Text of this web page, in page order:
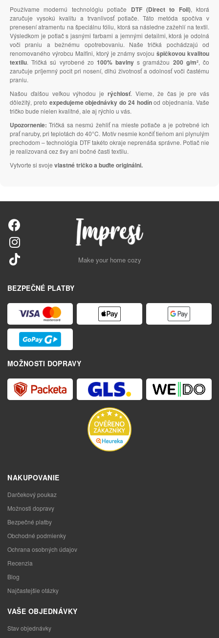
Používame modernú technológiu potlače DTF (Direct to Foil), ktorá
zaručuje vysokú kvalitu a trvanlivosť potlače. Táto metóda spočíva v
prenesení atramentu na špeciálnu fóliu, ktorá sa následne zažehlí na textil.
Výsledkom je potlač s jasnými farbami a jemnými detailmi, ktorá je odolná
voči praniu a bežnému opotrebovaniu. Naše tričká pochádzajú od
renomovaného výrobcu Malfini, ktorý je známy svojoušpičkovou kvalitou
textilu. Tričká sú vyrobené zo 100% bavlny s gramážou 200 g/m², čo
zaručuje príjemný pocit pri nosení, dlhú životnosť a odolnosť voči častému
praniu.
Našou ďalšou veľkou výhodou jerýchlosť. Vieme, že čas je pre vás
dôležitý, preto expedujeme objednávky do 24 hodínod objednania. Vaše
tričko bude nielen kvalitné, ale aj rýchlo u vás.
Upozornenie: Tričká sa nesmú žehliť na mieste potlače a je potrebné ich
prať naruby, pri teplotách do 40°C. Motív nesmie končiť tieňom ani plynulým
prechodom – technológia DTF takéto okraje neprenáša správne. Potlač nie
je realizovaná cez švy ani bočné časti textilu.
Vytvorte si svoje vlastné tričko a buďte originálni.
Make your home cozy
BEZPEČNÉ PLATBY
MOŽNOSTI DOPRAVY
NAKUPOVANIE
Darčekový poukaz
Možnosti dopravy
Bezpečné platby
Obchodné podmienky
Ochrana osobných údajov
Recenzia
Blog
Najčastejšie otázky
VAŠE OBJEDNÁVKY
Stav objednávky